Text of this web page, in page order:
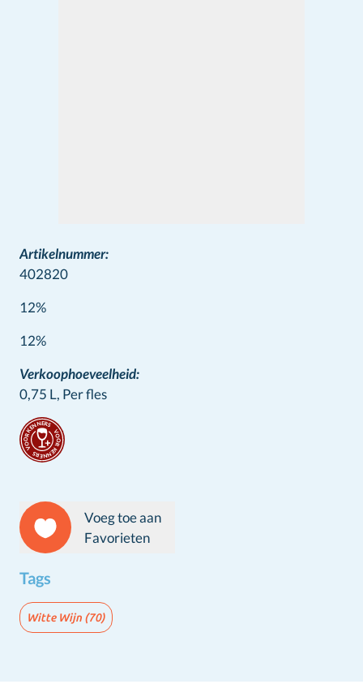
Artikelnummer:
402820
12%
Wine info
12%
Verkoophoeveelheid:
0,75 L, Per fles
Stamps
Voeg toe aan
Favorieten
Tags
Witte Wijn (70)